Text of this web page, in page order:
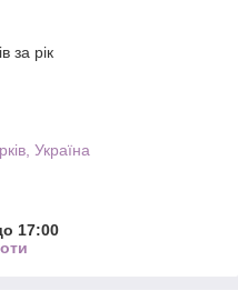
за рік
Україна
17:00